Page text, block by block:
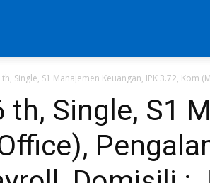
Single, S1 Manajemen Keuangan, IPK 3.72, Kom
Single, S1